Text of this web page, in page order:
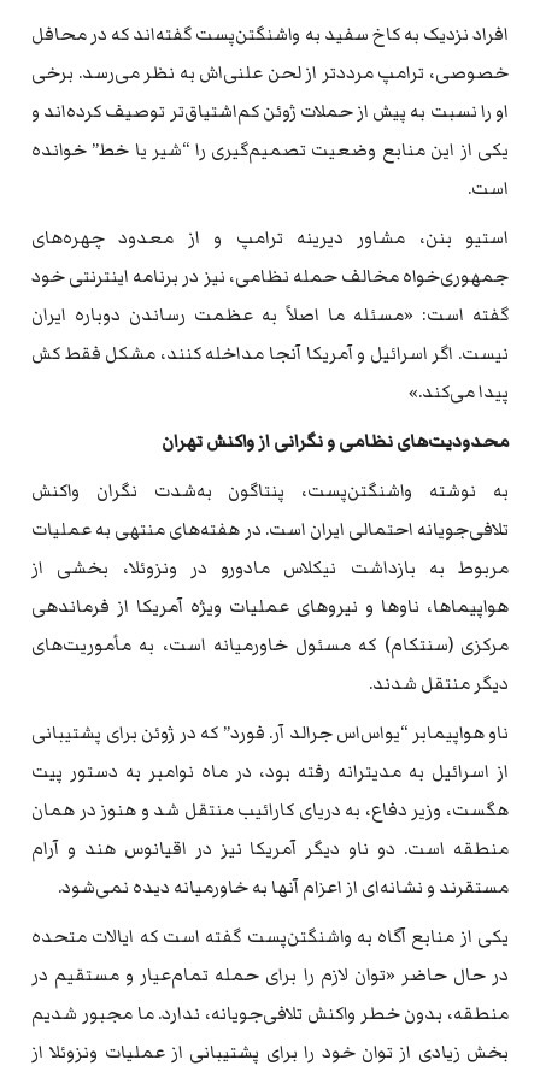
افراد نزدیک به کاخ سفید به واشنگتن‌پست گفته‌اند که در محافل
خصوصی، ترامپ مرددتر از لحن علنی‌اش به نظر می‌رسد. برخی
او را نسبت به پیش از حملات ژوئن کم‌اشتیاق‌تر توصیف کرده‌اند و
یکی از این منابع وضعیت تصمیم‌گیری را “شیر یا خط” خوانده
است.
استیو بنن، مشاور دیرینه ترامپ و از معدود چهره‌های
جمهوری‌خواه مخالف حمله نظامی، نیز در برنامه اینترنتی خود
گفته است: «مسئله ما اصلاً به عظمت رساندن دوباره ایران
نیست. اگر اسرائیل و آمریکا آنجا مداخله کنند، مشکل فقط کش
پیدا می‌کند.»
محدودیت‌های نظامی و نگرانی از واکنش تهران
به نوشته واشنگتن‌پست، پنتاگون به‌شدت نگران واکنش
تلافی‌جویانه احتمالی ایران است. در هفته‌های منتهی به عملیات
مربوط به بازداشت نیکلاس مادورو در ونزوئلا، بخشی از
هواپیماها، ناوها و نیروهای عملیات ویژه آمریکا از فرماندهی
مرکزی (سنتکام) که مسئول خاورمیانه است، به مأموریت‌های
دیگر منتقل شدند.
ناو هواپیمابر “یو‌اس‌اس جرالد آر. فورد” که در ژوئن برای پشتیبانی
از اسرائیل به مدیترانه رفته بود، در ماه نوامبر به دستور پیت
هگست، وزیر دفاع، به دریای کارائیب منتقل شد و هنوز در همان
منطقه است. دو ناو دیگر آمریکا نیز در اقیانوس هند و آرام
مستقرند و نشانه‌ای از اعزام آنها به خاورمیانه دیده نمی‌شود.
یکی از منابع آگاه به واشنگتن‌پست گفته است که ایالات متحده
در حال حاضر «توان لازم را برای حمله تمام‌عیار و مستقیم در
منطقه، بدون خطر واکنش تلافی‌جویانه، ندارد. ما مجبور شدیم
بخش زیادی از توان خود را برای پشتیبانی از عملیات ونزوئلا از